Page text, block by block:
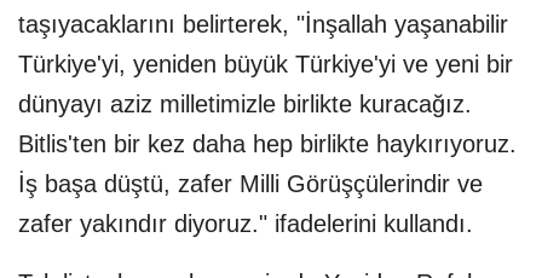
taşıyacaklarını belirterek, "İnşallah yaşanabilir
Türkiye'yi, yeniden büyük Türkiye'yi ve yeni bir
dünyayı aziz milletimizle birlikte kuracağız.
Bitlis'ten bir kez daha hep birlikte haykırıyoruz.
İş başa düştü, zafer Milli Görüşçülerindir ve
zafer yakındır diyoruz." ifadelerini kullandı.